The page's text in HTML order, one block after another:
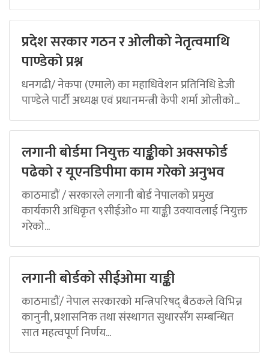
प्रदेश सरकार गठन र ओलीको नेतृत्वमाथि
पाण्डेको प्रश्न
धनगढी/ नेकपा (एमाले) का महाधिवेशन प्रतिनिधि डेजी
पाण्डेले पार्टी अध्यक्ष एवं प्रधानमन्त्री केपी शर्मा ओलीको...
लगानी बोर्डमा नियुक्त याङ्कीको अक्सफोर्ड
पढेको र यूएनडिपीमा काम गरेको अनुभव
काठमाडौं / सरकारले लगानी बोर्ड नेपालको प्रमुख
कार्यकारी अधिकृत ९सीईओ० मा याङ्की उक्यावलाई नियुक्त
गरेको...
लगानी बोर्डको सीईओमा याङ्की
काठमाडौं/ नेपाल सरकारको मन्त्रिपरिषद् बैठकले विभिन्न
कानुनी, प्रशासनिक तथा संस्थागत सुधारसँग सम्बन्धित
सात महत्वपूर्ण निर्णय...